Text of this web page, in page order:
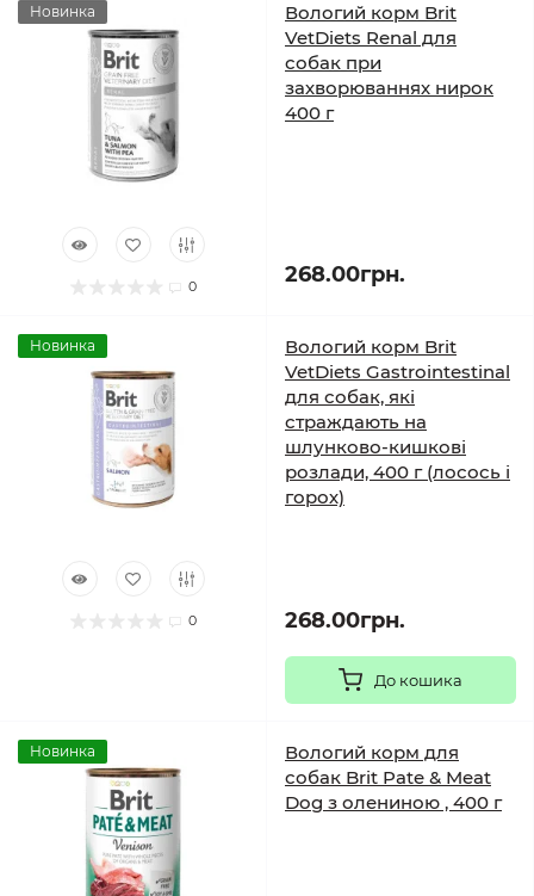
Новинка
0
Вологий корм Brit
VetDiets Renal для
собак при
захворюваннях нирок
400 г
268.00грн.
Новинка
0
Вологий корм Brit
VetDiets Gastrointestinal
для собак, які
страждають на
шлунково-кишкові
розлади, 400 г (лосось і
горох)
268.00грн.
До кошика
Новинка
Вологий корм для
собак Brit Pate & Meat
Dog з олениною , 400 г